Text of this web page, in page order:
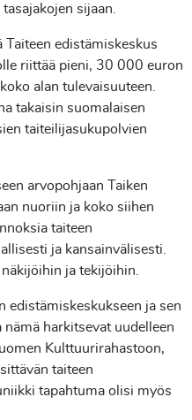
sijaan.
Taiteen edistämiskeskus
riittää pieni, 30 000 euron
alan tulevaisuuteen.
takaisin suomalaisen
taiteilijasukupolvien
arvopohjaan Taiken
nuoriin ja koko siihen
taiteen
ja kansainvälisesti.
ja tekijöihin.
edistämiskeskukseen ja sen
harkitsevat uudelleen
Kulttuurirahastoon,
taiteen
tapahtuma olisi myös